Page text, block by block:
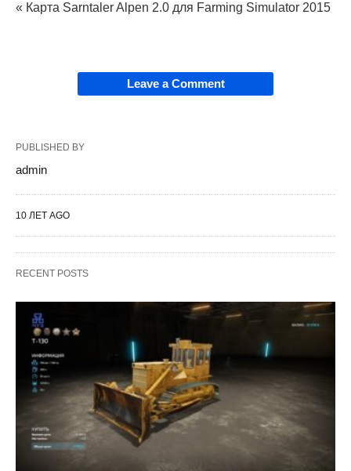
« Карта Sarntaler Alpen 2.0 для Farming Simulator 2015
Leave a Comment
PUBLISHED BY
admin
10 ЛЕТ AGO
RECENT POSTS